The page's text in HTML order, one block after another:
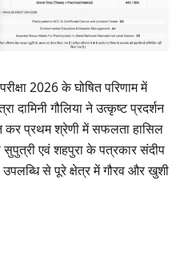
2026 के घोषित परिणाम में
दामिनी गौलिया ने उत्कृष्ट प्रदर्शन
कर प्रथम श्रेणी में सफलता हासिल
सुपुत्री एवं शहपुरा के पत्रकार संदीप
से पूरे क्षेत्र में गौरव और खुशी